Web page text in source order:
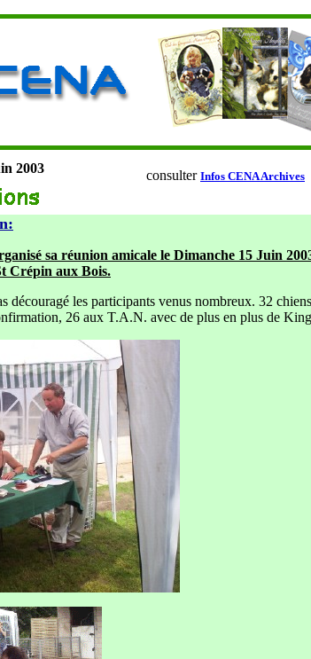
2003 consulter Infos CENA Archives
sa réunion amicale le Dimanche 15 Juin
Crépin aux Bois.
découragé les participants venus nombreux. 32 chiens
26 aux T.A.N. avec de plus en plus de